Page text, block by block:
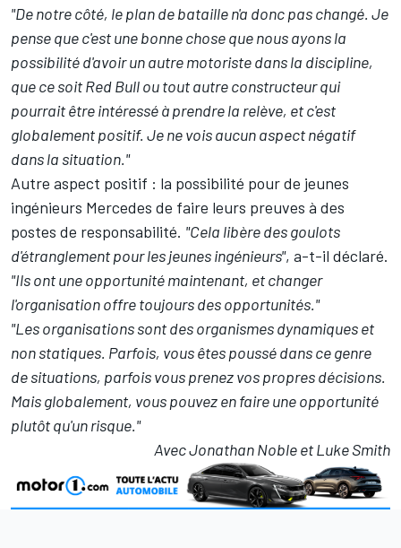
"De notre côté, le plan de bataille n'a donc pas changé. Je
pense que c'est une bonne chose que nous ayons la
possibilité d'avoir un autre motoriste dans la discipline,
que ce soit Red Bull ou tout autre constructeur qui
pourrait être intéressé à prendre la relève, et c'est
globalement positif. Je ne vois aucun aspect négatif
dans la situation."
Autre aspect positif : la possibilité pour de jeunes
ingénieurs Mercedes de faire leurs preuves à des
postes de responsabilité. "Cela libère des goulots
d'étranglement pour les jeunes ingénieurs", a-t-il déclaré.
"Ils ont une opportunité maintenant, et changer
l'organisation offre toujours des opportunités."
"Les organisations sont des organismes dynamiques et
non statiques. Parfois, vous êtes poussé dans ce genre
de situations, parfois vous prenez vos propres décisions.
Mais globalement, vous pouvez en faire une opportunité
plutôt qu'un risque."
Avec Jonathan Noble et Luke Smith